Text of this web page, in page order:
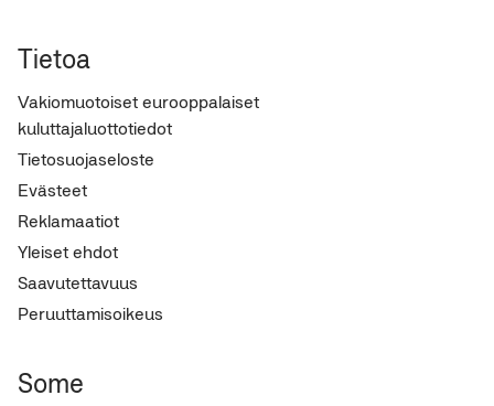
Tietoa
Vakiomuotoiset eurooppalaiset
kuluttajaluottotiedot
Tietosuojaseloste
Evästeet
Reklamaatiot
Yleiset ehdot
Saavutettavuus
Peruuttamisoikeus
Some